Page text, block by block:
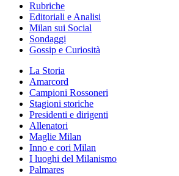
Rubriche
Editoriali e Analisi
Milan sui Social
Sondaggi
Gossip e Curiosità
La Storia
Amarcord
Campioni Rossoneri
Stagioni storiche
Presidenti e dirigenti
Allenatori
Maglie Milan
Inno e cori Milan
I luoghi del Milanismo
Palmares